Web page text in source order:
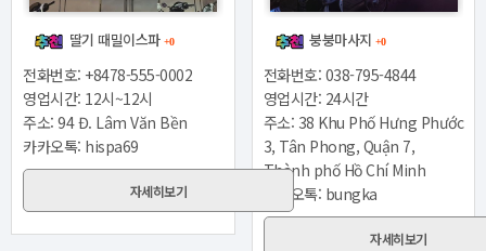
딸기 때밀이스파 +0
전화번호: +8478-555-0002
영업시간: 12시~12시
주소: 94 Đ. Lâm Văn Bền
카카오톡: hispa69
자세히보기
붕붕마사지 +0
전화번호: 038-795-4844
영업시간: 24시간
주소: 38 Khu Phố Hưng Phước
3, Tân Phong, Quận 7,
Thành phố Hồ Chí Minh
카카오톡: bungka
자세히보기